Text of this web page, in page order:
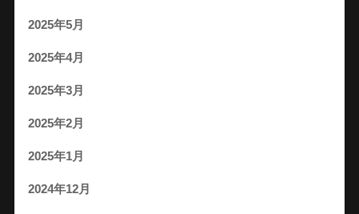
2025年5月
2025年4月
2025年3月
2025年2月
2025年1月
2024年12月